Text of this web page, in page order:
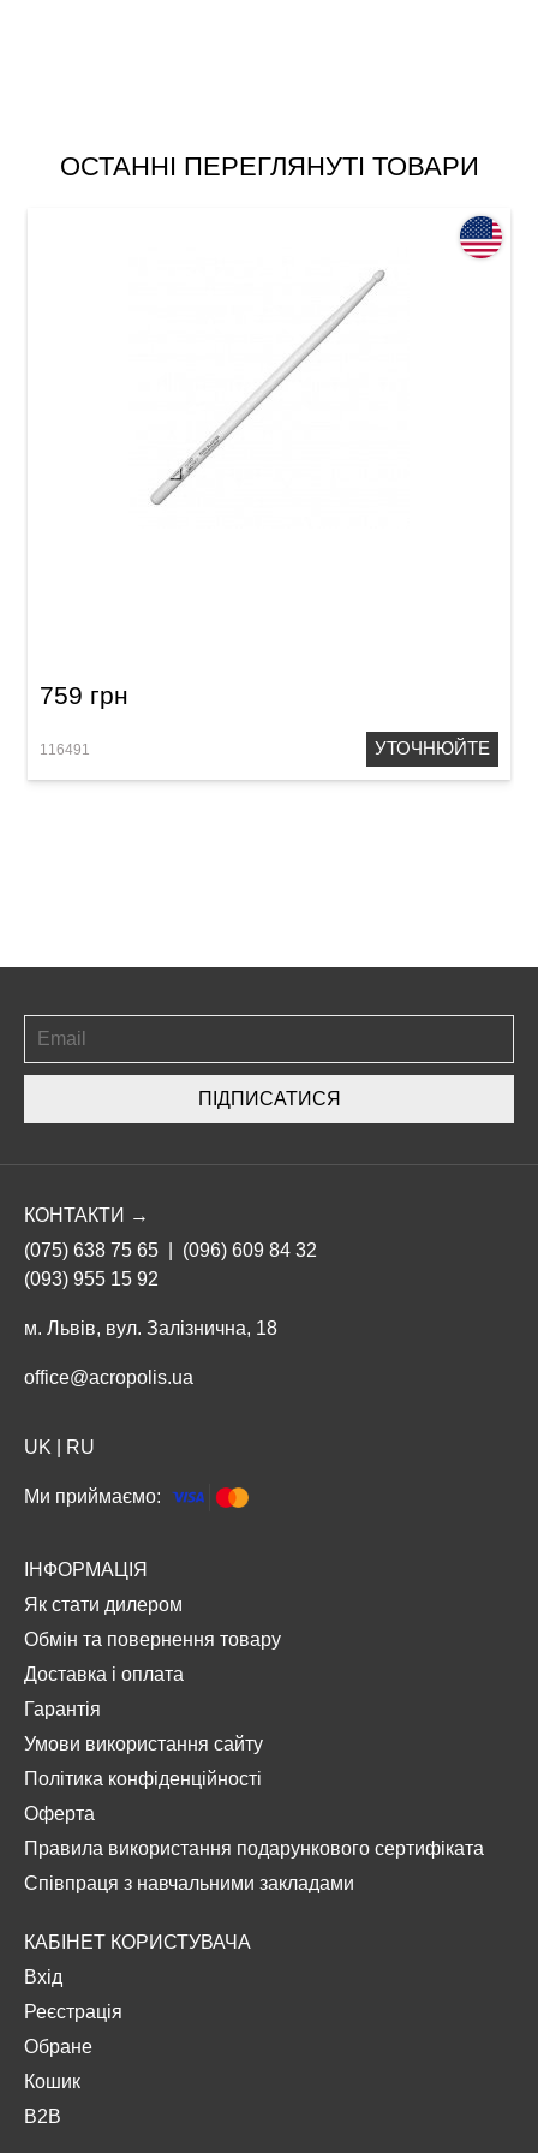
ОСТАННІ ПЕРЕГЛЯНУТІ ТОВАРИ
759 грн
116491 УТОЧНЮЙТЕ
ПІДПИСАТИСЯ
КОНТАКТИ →
(075) 638 75 65
(096) 609 84 32
(093) 955 15 92
м. Львів, вул. Залізнична, 18
office@acropolis.ua
UK RU
Ми приймаємо:
ІНФОРМАЦІЯ
Як стати дилером
Обмін та повернення товару
Доставка і оплата
Гарантія
Умови використання сайту
Політика конфіденційності
Оферта
Правила використання подарункового сертифіката
Співпраця з навчальними закладами
КАБІНЕТ КОРИСТУВАЧА
Вхід
Реєстрація
Обране
Кошик
B2B